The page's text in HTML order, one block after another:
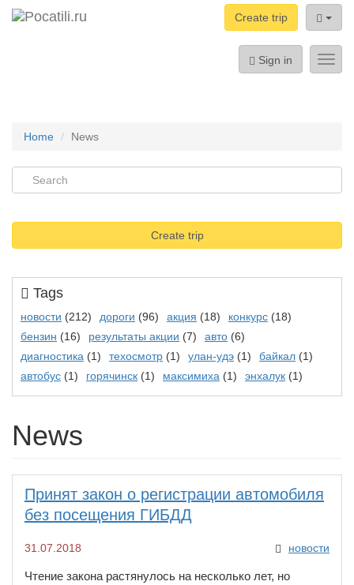
Create trip
Sign in
Home News
Create trip
Tags
новости (212) дороги (96) акция (18) конкурс (18)
бензин (16) результаты акции (7) авто (6)
диагностика (1) техосмотр (1) улан-удэ (1) байкал (1)
автобус (1) горячинск (1) максимиха (1) энхалук (1)
News
Принят закон о регистрации автомобиля
без посещения ГИБДД
новости
31.07.2018
Чтение закона растянулось на несколько лет, но